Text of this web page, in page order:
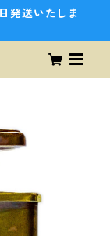
発送いたしま